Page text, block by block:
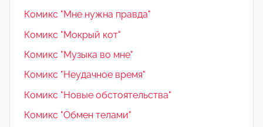
Комикс "Мне нужна правда"
Комикс "Мокрый кот"
Комикс "Музыка во мне"
Комикс "Неудачное время"
Комикс "Новые обстоятельства"
Комикс "Обмен телами"